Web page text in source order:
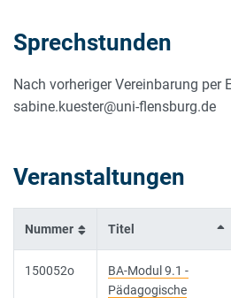
Sprechstunden
Nach vorheriger Vereinbarung per
sabine.kuester@uni-flensburg.de
Veranstaltungen
Nummer Titel
150052o
BA-Modul 9.1 -
Pädagogische